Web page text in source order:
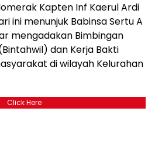
Kapten Inf Kaerul Ardi
ini menunjuk Babinsa Sertu A
mengadakan Bimbingan
dan Kerja Bakti
di wilayah Kelurahan
Click Here